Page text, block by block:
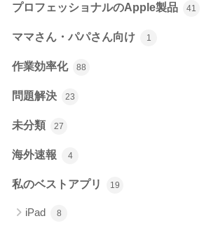
プロフェッショナルのApple製品 41
ママさん・パパさん向け 1
作業効率化 88
問題解決 23
未分類 27
海外速報 4
私のベストアプリ 19
iPad 8